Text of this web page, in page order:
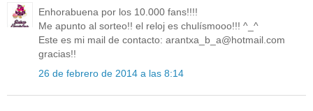
Enhorabuena por los 10.000 fans!!!!
Me apunto al sorteo!! el reloj es chulísmooo!!! ^_^
Este es mi mail de contacto: arantxa_b_a@hotmail.com
gracias!!
26 de febrero de 2014 a las 8:14